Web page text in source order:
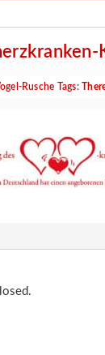
Rusche Tags: